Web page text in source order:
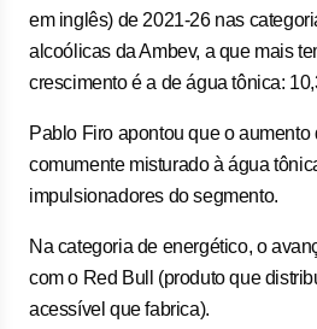
em inglês) de 2021-26 nas
alcoólicas da Ambev, a que mais
crescimento é a de água tônica:
Pablo Firo apontou que o aumento
comumente misturado à água
impulsionadores do segmento.
Na categoria de energético, o
com o Red Bull (produto que
acessível que fabrica).